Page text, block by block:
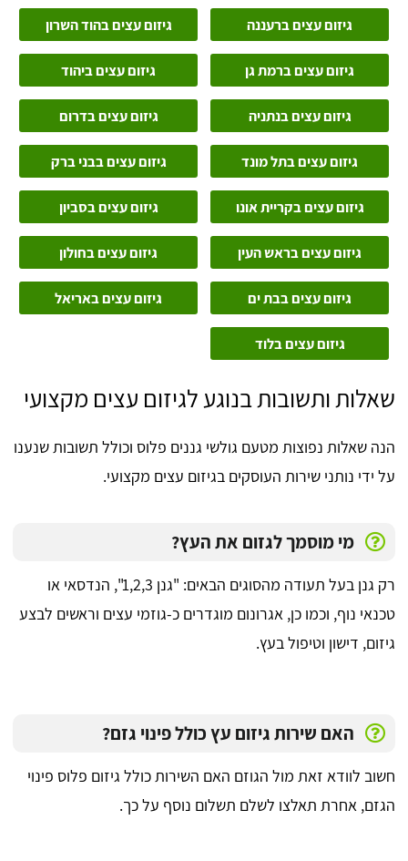
גיזום עצים ברעננה גיזום עצים בהוד השרון
גיזום עצים ברמת גן גיזום עצים ביהוד
גיזום עצים בנתניה גיזום עצים בדרום
גיזום עצים בתל מונד גיזום עצים בבני ברק
גיזום עצים בקריית אונו גיזום עצים בסביון
גיזום עצים בראש העין גיזום עצים בחולון
גיזום עצים בבת ים גיזום עצים באריאל
גיזום עצים בלוד
שאלות ותשובות בנוגע לגיזום עצים מקצועי
הנה שאלות נפוצות מטעם גולשי גננים פלוס וכולל תשובות שנענו
על ידי נותני שירות העוסקים בגיזום עצים מקצועי.
מי מוסמך לגזום את העץ?
רק גנן בעל תעודה מהסוגים הבאים: "גנן 1,2,3", הנדסאי או
טכנאי נוף, וכמו כן, אגרונום מוגדרים כ-גוזמי עצים וראשים לבצע
גיזום, דישון וטיפול בעץ.
האם שירות גיזום עץ כולל פינוי גזם?
חשוב לוודא זאת מול הגוזם האם השירות כולל גיזום פלוס פינוי
הגזם, אחרת תאלצו לשלם תשלום נוסף על כך.